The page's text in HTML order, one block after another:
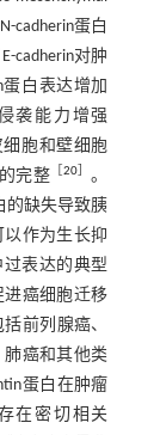
cadherin蛋白
cadherin对肿
蛋白表达增加
袭能力增强
细胞和壁细胞
完整［20
。
的缺失导致胰
作为生长抑
过表达的典型
癌细胞迁移
前列腺癌、
癌和其他类
蛋白在肿瘤
在密切相关